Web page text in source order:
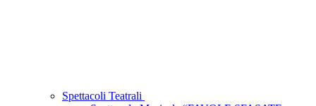
Spettacoli Teatrali